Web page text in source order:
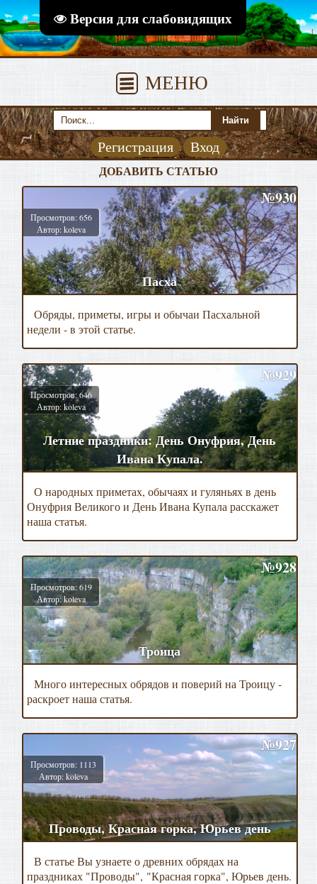
Версия для слабовидящих
МЕНЮ
Регистрация Вход
ДОБАВИТЬ СТАТЬЮ
№930
Просмотров: 656
Автор: koleva
Пасха
Обряды, приметы, игры и обычаи Пасхальной
недели - в этой статье.
№929
Просмотров: 646
Автор: koleva
Летние праздники: День Онуфрия, День
Ивана Купала.
О народных приметах, обычаях и гуляньях в день
Онуфрия Великого и День Ивана Купала расскажет
наша статья.
№928
Просмотров: 619
Автор: koleva
Троица
Много интересных обрядов и поверий на Троицу -
раскроет наша статья.
№927
Просмотров: 1113
Автор: koleva
Проводы, Красная горка, Юрьев день
В статье Вы узнаете о древних обрядах на
праздниках "Проводы", "Красная горка", Юрьев день.